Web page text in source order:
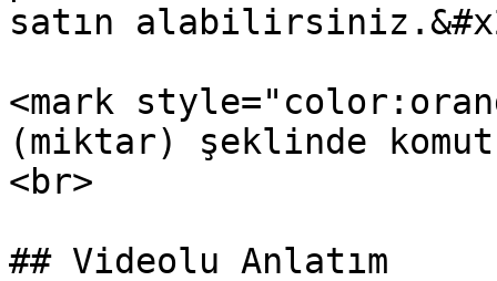
satın
<mark
(miktar) şeklinde
<br>
## Videolu Anlatım